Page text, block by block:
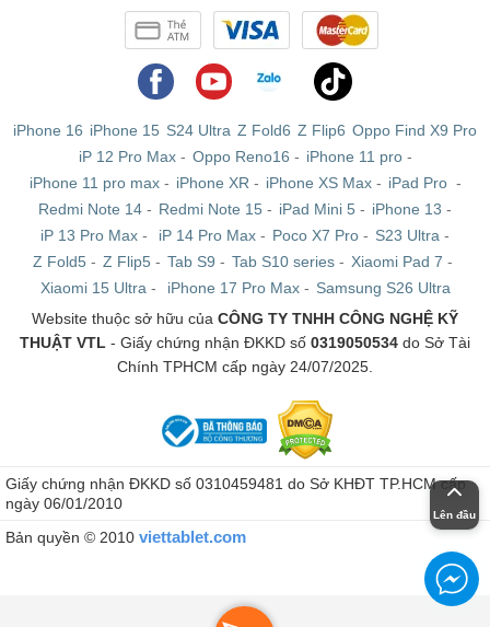
iPhone 16 iPhone 15 S24 Ultra Z Fold6 Z Flip6 Oppo Find X9 Pro
iP 12 Pro Max- Oppo Reno16 - iPhone 11 pro-
iPhone 11 pro max- iPhone XR - iPhone XS Max- iPad Pro -
Redmi Note 14 - Redmi Note 15 - iPad Mini 5 - iPhone 13 -
iP 13 Pro Max - iP 14 Pro Max - Poco X7 Pro - S23 Ultra -
Z Fold5 - Z Flip5 - Tab S9 - Tab S10 series - Xiaomi Pad 7 -
Xiaomi 15 Ultra - iPhone 17 Pro Max- Samsung S26 Ultra
Website thuộc sở hữu của CÔNG TY TNHH CÔNG NGHỆ KỸ
THUẬT VTL - Giấy chứng nhận ĐKKD số 0319050534 do Sở Tài
Chính TPHCM cấp ngày 24/07/2025.
Giấy chứng nhận ĐKKD số 0310459481 do Sở KHĐT TP.HCM cấp
ngày 06/01/2010
Bản quyền © 2010 viettablet.com
Lên đầu